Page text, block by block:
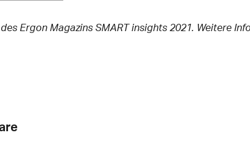
Ergon Magazins SMART insights 2021. Weitere